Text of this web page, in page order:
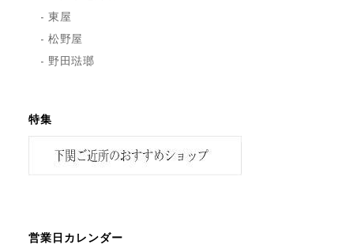
東屋
松野屋
野田琺瑯
特集
営業日カレンダー